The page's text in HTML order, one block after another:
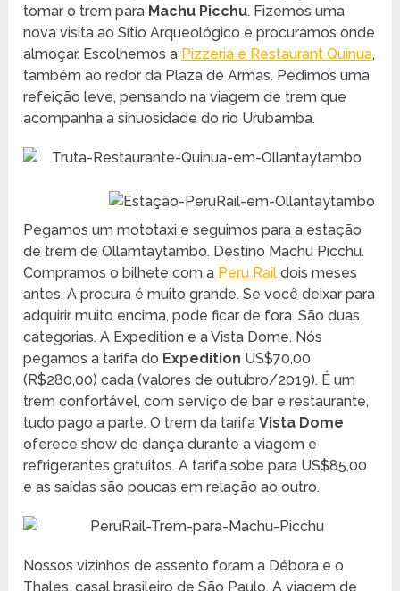
tomar o trem para Machu Picchu. Fizemos uma
nova visita ao Sítio Arqueológico e procuramos onde
almoçar. Escolhemos a Pizzeria e Restaurant Quinua,
também ao redor da Plaza de Armas. Pedimos uma
refeição leve, pensando na viagem de trem que
acompanha a sinuosidade do rio Urubamba.
Pegamos um mototaxi e seguimos para a estação
de trem de Ollamtaytambo. Destino Machu Picchu.
Compramos o bilhete com a Peru Rail dois meses
antes. A procura é muito grande. Se você deixar para
adquirir muito encima, pode ficar de fora. São duas
categorias. A Expedition e a Vista Dome. Nós
pegamos a tarifa do Expedition US$70,00
(R$280,00) cada (valores de outubro/2019). É um
trem confortável, com serviço de bar e restaurante,
tudo pago a parte. O trem da tarifaVista Dome
oferece show de dança durante a viagem e
refrigerantes gratuitos. A tarifa sobe para US$85,00
e as saídas são poucas em relação ao outro.
Nossos vizinhos de assento foram a Débora e o
Thales, casal brasileiro de São Paulo. A viagem de